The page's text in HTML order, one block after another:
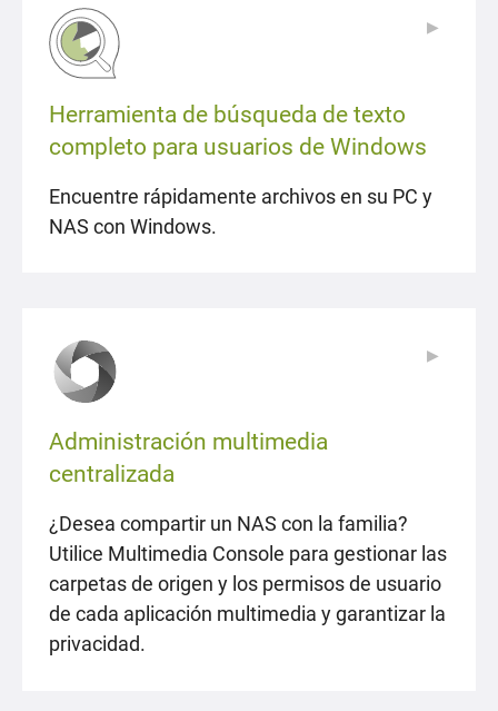
Herramienta de búsqueda de texto
completo para usuarios de Windows
Encuentre rápidamente archivos en su PC y
NAS con Windows.
▶
Administración multimedia
centralizada
¿Desea compartir un NAS con la familia?
Utilice Multimedia Console para gestionar las
carpetas de origen y los permisos de usuario
de cada aplicación multimedia y garantizar la
privacidad.
▶